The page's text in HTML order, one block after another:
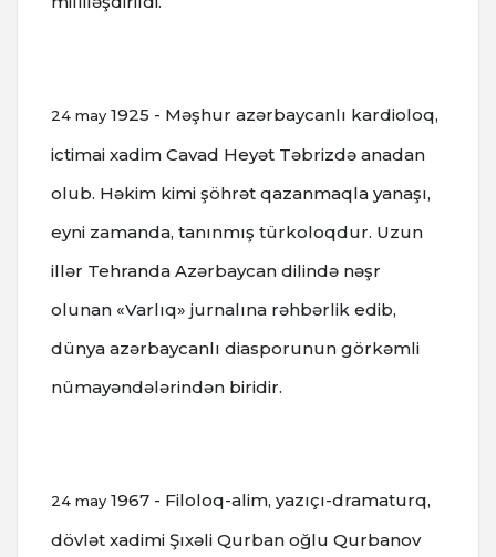
24 may 1925 - Məşhur azərbaycanlı kardioloq,
ictimai xadim Cavad Heyət Təbrizdə anadan
olub. Həkim kimi şöhrət qazanmaqla yanaşı,
eyni zamanda, tanınmış türkoloqdur. Uzun
illər Tehranda Azərbaycan dilində nəşr
olunan «Varlıq» jurnalına rəhbərlik edib,
dünya azərbaycanlı diasporunun görkəmli
nümayəndələrindən biridir.
24 may 1967 - Filoloq-alim, yazıçı-dramaturq,
dövlət xadimi Şıxəli Qurban oğlu Qurbanov